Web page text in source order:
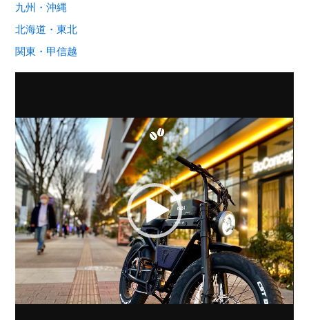
九州・沖縄
北海道・東北
関東・甲信越
プ
レ
ー
ヤ
ー